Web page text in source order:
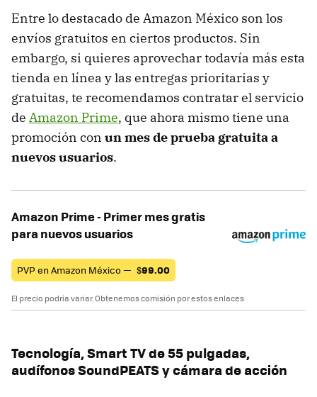
Entre lo destacado de Amazon México son los
envíos gratuitos en ciertos productos. Sin
embargo, si quieres aprovechar todavía más esta
tienda en línea y las entregas prioritarias y
gratuitas, te recomendamos contratar el servicio
de Amazon Prime, que ahora mismo tiene una
promoción con un mes de prueba gratuita a
nuevos usuarios.
Amazon Prime - Primer mes gratis
para nuevos usuarios
PVP en Amazon México — $99.00
El precio podría variar. Obtenemos comisión por estos enlaces
Tecnología, Smart TV de 55 pulgadas,
audífonos SoundPEATS y cámara de acción